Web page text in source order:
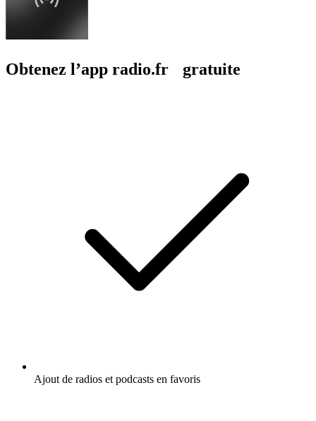
Obtenez l’app radio.fr gratuite
Ajout de radios et podcasts en favoris